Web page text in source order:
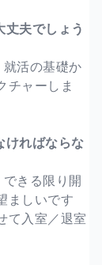
丈夫でしょう
就活の基礎か
チャーしま
ければならな
できる限り開
ましいです
て入室／退室